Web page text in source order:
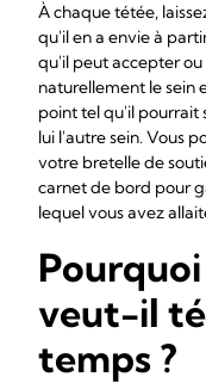
À chaque tétée,
qu'il en a envie à
qu'il peut accepter ou
naturellement le sein
point tel qu'il pourrait
lui l'autre sein. Vous
votre bretelle de
carnet de bord pour
lequel vous avez
veut-il
temps ?